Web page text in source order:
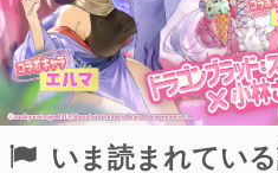
インタビュー
連載・特集一覧
殿堂入り記事
SNS拡散数が数千以上
いま読まれてい